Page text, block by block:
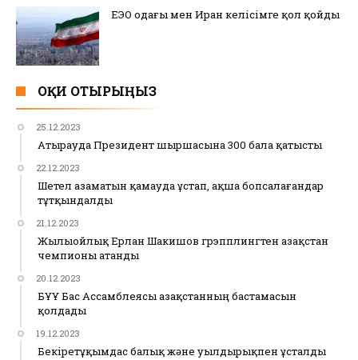
ЕЭО одағы мен Иран келісімге қол қойды
ОҚИ ОТЫРЫҢЫЗ
25.12.2023
Атырауда Президент шыршасына 300 бала қатысты
22.12.2023
Шетел азаматын қамауда ұстап, ақша бопсалағандар
тұтқындалды
21.12.2023
Жылыойлық Ерлан Шакишов грэпплингтен Қазақстан
чемпионы атанды
20.12.2023
БҰҰ Бас Ассамблеясы Қазақстанның бастамасын
қолдады
19.12.2023
Бекіретұқымдас балық және уылдырықпен ұсталды